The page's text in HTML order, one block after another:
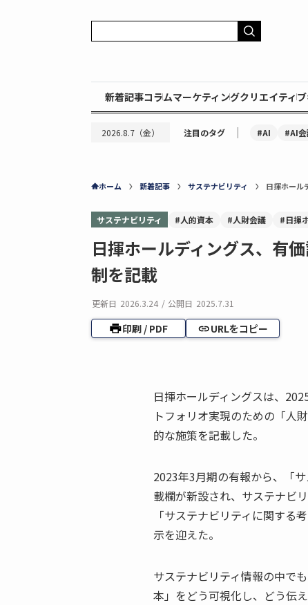
新着記事コラムマーケティングクリエイティブ
2026.8.7（金） 注目のタグ ｜ #AI #AI
ホーム 新着記事 サステナビリティ 日揮ホール
サステナビリティ #人的資本 #人財会議 #日揮
日揮ホールディングス、有
制を記載
更新日 2026.3.24 / 公開日 2025.7.31
印刷 / PDF URLをコピー
日揮ホールディングスは、
トフォリオ実現のための「人
的な施策を記載した。
2023年3月期の有報から、「
載欄が新設され、サステナビ
「サステナビリティに関する
示を迎えた。
サステナビリティ情報の中で
本」をどう可視化し、どう伝